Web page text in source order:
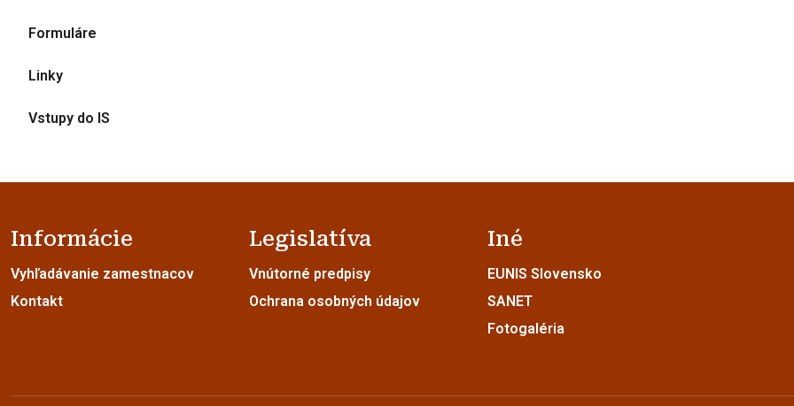
Formuláre
Linky
Vstupy do IS
Informácie
Vyhľadávanie zamestnacov
Kontakt
Legislatíva
Vnútorné predpisy
Ochrana osobných údajov
Iné
EUNIS Slovensko
SANET
Fotogaléria